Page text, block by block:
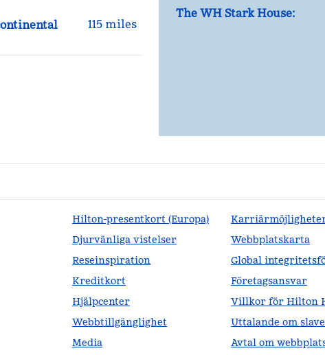
115 miles
The WH Stark House:
Hilton-presentkort (Europa)
Djurvänliga vistelser
Reseinspiration
Kreditkort
Hjälpcenter
Webbtillgänglighet
Media
Webbplatskarta
Global
Företagsansvar
Villkor för Hilton
Uttalande om
Avtal om